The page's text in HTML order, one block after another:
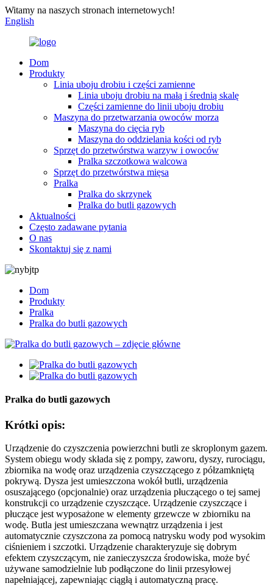
Witamy na naszych stronach internetowych!
English
Dom
Produkty
Linia uboju drobiu i części zamienne
Linia uboju drobiu na małą i średnią skalę
Części zamienne do linii uboju drobiu
Maszyna do przetwarzania owoców morza
Maszyna do cięcia ryb
Maszyna do oddzielania kości od ryb
Sprzęt do przetwórstwa warzyw i owoców
Pralka szczotkowa walcowa
Sprzęt do przetwórstwa mięsa
Pralka
Pralka do skrzynek
Pralka do butli gazowych
Aktualności
Często zadawane pytania
O nas
Skontaktuj się z nami
Dom
Produkty
Pralka
Pralka do butli gazowych
Pralka do butli gazowych
Krótki opis:
Urządzenie do czyszczenia powierzchni butli ze skroplonym gazem.
System obiegu wody składa się z pompy, zaworu, dyszy, rurociągu,
zbiornika na wodę oraz urządzenia czyszczącego z półzamkniętą
pokrywą. Dysza jest umieszczona wokół butli, urządzenia
osuszającego (opcjonalnie) oraz urządzenia płuczącego o tej samej
konstrukcji co urządzenie czyszczące. Urządzenie czyszczące i
płuczące jest wyposażone w elementy grzewcze w zbiorniku na
wodę. Butla jest umieszczana wewnątrz urządzenia i jest
automatycznie czyszczona za pomocą natrysku wody pod wysokim
ciśnieniem i szczotki. Urządzenie charakteryzuje się dobrym
efektem czyszczącym, nie zanieczyszcza środowiska, może być
używane samodzielnie lub podłączone do linii przesyłowej
napełniającej, zapewniając ciągłą i automatyczną pracę.